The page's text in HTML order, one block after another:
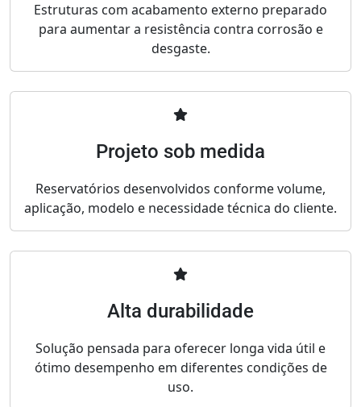
Estruturas com acabamento externo preparado
para aumentar a resistência contra corrosão e
desgaste.
Projeto sob medida
Reservatórios desenvolvidos conforme volume,
aplicação, modelo e necessidade técnica do cliente.
Alta durabilidade
Solução pensada para oferecer longa vida útil e
ótimo desempenho em diferentes condições de
uso.